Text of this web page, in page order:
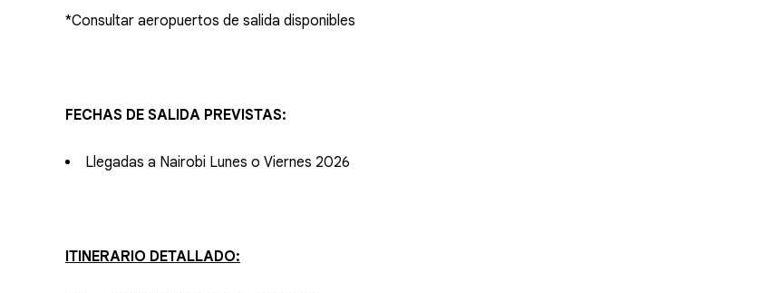
*Consultar aeropuertos de salida disponibles
FECHAS DE SALIDA PREVISTAS:
Llegadas a Nairobi Lunes o Viernes 2026
ITINERARIO DETALLADO: